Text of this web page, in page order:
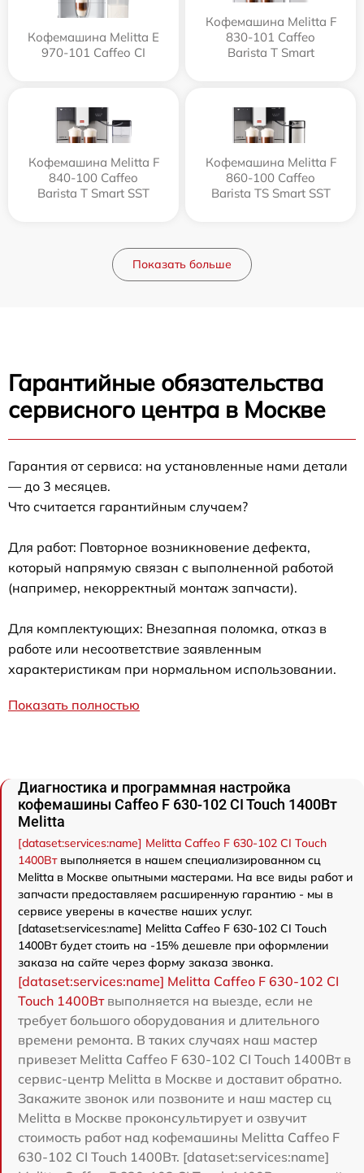
Кофемашина Melitta Е
970-101 Caffeo CI
Кофемашина Melitta F
830-101 Caffeo
Barista T Smart
Кофемашина Melitta F
840-100 Caffeo
Barista T Smart SST
Кофемашина Melitta F
860-100 Caffeo
Barista TS Smart SST
Показать больше
Гарантийные обязательства
сервисного центра в Москве
Гарантия от сервиса: на установленные нами детали
— до 3 месяцев.
Что считается гарантийным случаем?
Для работ: Повторное возникновение дефекта,
который напрямую связан с выполненной работой
(например, некорректный монтаж запчасти).
Для комплектующих: Внезапная поломка, отказ в
работе или несоответствие заявленным
характеристикам при нормальном использовании.
Показать полностью
Диагностика и программная настройка
кофемашины Caffeo F 630-102 CI Touch 1400Вт
Melitta
[dataset:services:name] Melitta Caffeo F 630-102 CI Touch
1400Втвыполняется в нашем специализированном сц
Melitta в Москве опытными мастерами. На все виды работ и
запчасти предоставляем расширенную гарантию - мы в
сервисе уверены в качестве наших услуг.
[dataset:services:name] Melitta Caffeo F 630-102 CI Touch
1400Вт будет стоить на -15% дешевле при оформлении
заказа на сайте через форму заказа звонка.
[dataset:services:name] Melitta Caffeo F 630-102 CI
Touch 1400Втвыполняется на выезде, если не
требует большого оборудования и длительного
времени ремонта. В таких случаях наш мастер
привезет Melitta Caffeo F 630-102 CI Touch 1400Вт в
сервис-центр Melitta в Москве и доставит обратно.
Закажите звонок или позвоните и наш мастер сц
Melitta в Москве проконсультирует и озвучит
стоимость работ над кофемашины Melitta Caffeo F
630-102 CI Touch 1400Вт. [dataset:services:name]